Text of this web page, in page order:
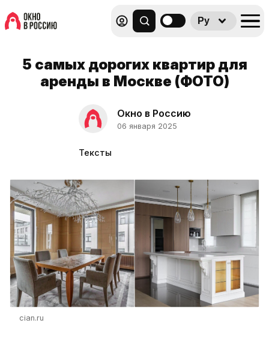
Ру
5 самых дорогих квартир для
аренды в Москве (ФОТО)
Окно в Россию
06 января 2025
Тексты
cian.ru